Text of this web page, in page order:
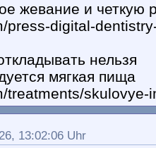
жевание и четкую
press-digital-
нельзя
мягкая пища
treatments/skulovye-
13:02:06 Uhr